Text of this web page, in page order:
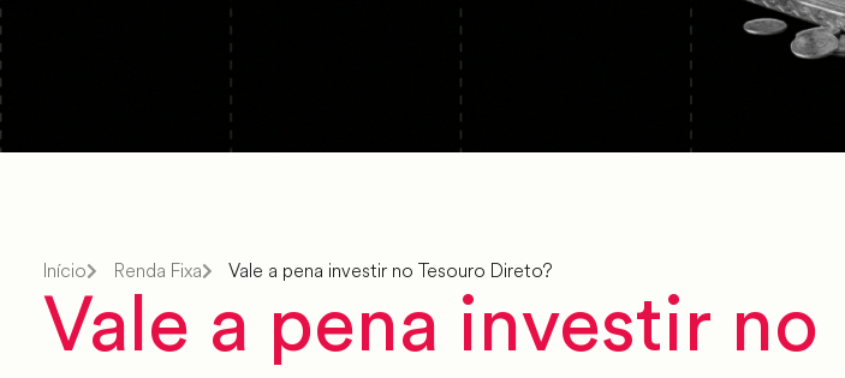
Início Renda Fixa Vale a pena investir no Tesouro Direto?
Vale a pena investir no